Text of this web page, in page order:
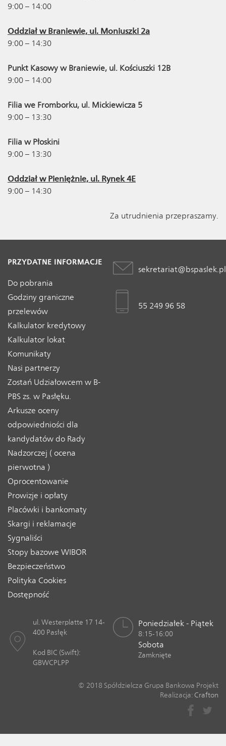
9:00 – 14:00
Oddział w Braniewie, ul. Moniuszki 2a
9:00 – 14:30
Punkt Kasowy w Braniewie, ul. Kościuszki 12B
9:00 – 14:00
Filia we Fromborku, ul. Mickiewicza 5
9:00 – 13:30
Filia w Płoskini
9:00 – 13:30
Oddział w Pieniężnie, ul. Rynek 4E
9:00 – 14:30
Za utrudnienia przepraszamy.
PRZYDATNE INFORMACJE
Do pobrania
Godziny graniczne
przelewów
Kalkulator kredytowy
Kalkulator lokat
Komunikaty
Nasi partnerzy
Zostań Udziałowcem w B-
PBS zs. w Pasłęku.
Arkusze oceny
odpowiedniości dla
kandydatów do Rady
Nadzorczej ( ocena
pierwotna )
Oprocentowanie
Prowizje i opłaty
Placówki i bankomaty
Skargi i reklamacje
Sygnaliści
Stopy bazowe WIBOR
Bezpieczeństwo
Polityka Cookies
Dostępność
sekretariat@bspaslek.pl
55 249 96 58
ul. Westerplatte 17 14-
400 Pasłęk
Kod BIC (Swift):
GBWCPLPP
Poniedziałek - Piątek
8:15-16:00
Sobota
Zamknięte
© 2018 Spółdzielcza Grupa Bankowa Projekt
Realizacja: Crafton